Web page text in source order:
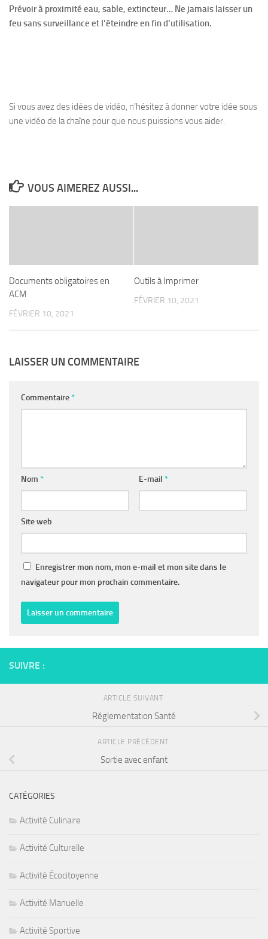
Prévoir à proximité eau, sable, extincteur… Ne jamais laisser un
feu sans surveillance et l’éteindre en fin d’utilisation.
Si vous avez des idées de vidéo, n’hésitez à donner votre idée sous
une vidéo de la chaîne pour que nous puissions vous aider.
VOUS AIMEREZ AUSSI...
Documents obligatoires en
ACM
FÉVRIER 10, 2021
Outils à Imprimer
FÉVRIER 10, 2021
LAISSER UN COMMENTAIRE
Commentaire*
Nom * E-mail *
Site web
Enregistrer mon nom, mon e-mail et mon site dans le
navigateur pour mon prochain commentaire.
SUIVRE :
ARTICLE SUIVANT
Réglementation Santé
ARTICLE PRÉCÉDENT
Sortie avec enfant
CATÉGORIES
Activité Culinaire
Activité Culturelle
Activité Écocitoyenne
Activité Manuelle
Activité Sportive